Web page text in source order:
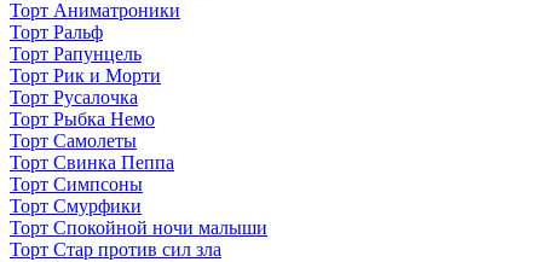
Торт Аниматроники
Торт Ральф
Торт Рапунцель
Торт Рик и Морти
Торт Русалочка
Торт Рыбка Немо
Торт Самолеты
Торт Свинка Пеппа
Торт Симпсоны
Торт Смурфики
Торт Спокойной ночи малыши
Торт Стар против сил зла